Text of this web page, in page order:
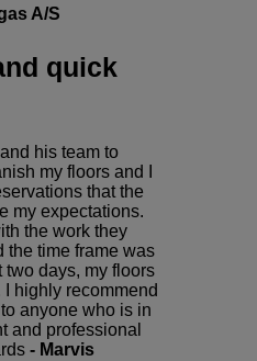
A/S​
quick
his team to
my floors and I
that the
my expectations.
the work they
the time frame was
two days, my floors
highly recommend
anyone who is in
and professional
- Marvis